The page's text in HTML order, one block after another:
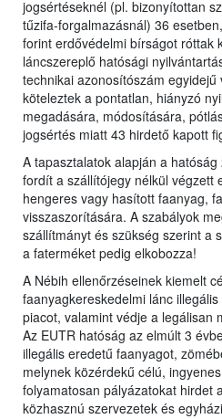
jogsértéseknél (pl. bizonyítottan
tűzifa-forgalmazásnál) 36
forint erdővédelmi bírságot róttak
láncszereplő hatósági
technikai azonosítószám
köteleztek a pontatlan, hiányzó
megadására, módosítására,
jogsértés miatt 43 hirdető kapott
A tapasztalatok alapján a
fordít a szállítójegy nélkül végzett
hengeres vagy hasított faanyag,
visszaszorítására. A szabályok
szállítmányt és szükség szerint a
a faterméket pedig elkobozza!
A Nébih ellenőrzéseinek kiemelt
faanyagkereskedelmi lánc
piacot, valamint védje a legálisan
Az EUTR hatóság az elmúlt 3
illegális eredetű faanyagot,
melynek közérdekű célú,
folyamatosan pályázatokat hirdet
közhasznú szervezetek és